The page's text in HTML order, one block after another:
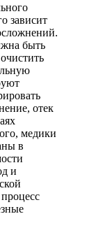
зависит
быть
отек
медики
в
и